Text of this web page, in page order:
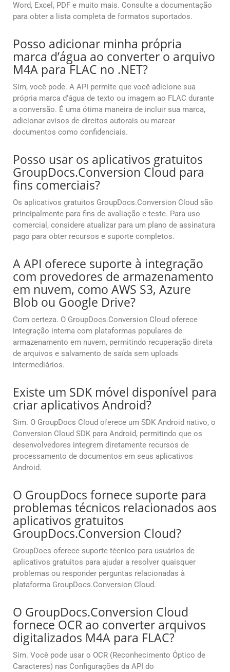
Word, Excel, PDF e muito mais. Consulte a documentação
para obter a lista completa de formatos suportados.
Posso adicionar minha própria
marca d’água ao converter o arquivo
M4A para FLAC no .NET?
Sim, você pode. A API permite que você adicione sua
própria marca d’água de texto ou imagem ao FLAC durante
a conversão. É uma ótima maneira de incluir sua marca,
adicionar avisos de direitos autorais ou marcar
documentos como confidenciais.
Posso usar os aplicativos gratuitos
GroupDocs.Conversion Cloud para
fins comerciais?
Os aplicativos gratuitos GroupDocs.Conversion Cloud são
principalmente para fins de avaliação e teste. Para uso
comercial, considere atualizar para um plano de assinatura
pago para obter recursos e suporte completos.
A API oferece suporte à integração
com provedores de armazenamento
em nuvem, como AWS S3, Azure
Blob ou Google Drive?
Com certeza. O GroupDocs.Conversion Cloud oferece
integração interna com plataformas populares de
armazenamento em nuvem, permitindo recuperação direta
de arquivos e salvamento de saída sem uploads
intermediários.
Existe um SDK móvel disponível para
criar aplicativos Android?
Sim. O GroupDocs Cloud oferece um SDK Android nativo, o
Conversion Cloud SDK para Android, permitindo que os
desenvolvedores integrem diretamente recursos de
processamento de documentos em seus aplicativos
Android.
O GroupDocs fornece suporte para
problemas técnicos relacionados aos
aplicativos gratuitos
GroupDocs.Conversion Cloud?
GroupDocs oferece suporte técnico para usuários de
aplicativos gratuitos para ajudar a resolver quaisquer
problemas ou responder perguntas relacionadas à
plataforma GroupDocs.Conversion Cloud.
O GroupDocs.Conversion Cloud
fornece OCR ao converter arquivos
digitalizados M4A para FLAC?
Sim. Você pode usar o OCR (Reconhecimento Óptico de
Caracteres) nas Configurações da API do